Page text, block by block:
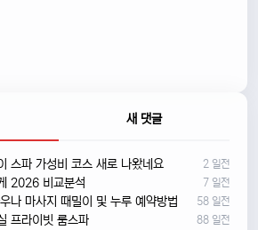
새 댓글
스파 가성비 코스 새로 나왔네요 2 일전
2026 비교분석 7 일전
나 마사지 때밀이 및 누루 예약방법 58 일전
프라이빗 룸스파 88 일전